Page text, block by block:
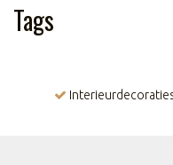
Tags